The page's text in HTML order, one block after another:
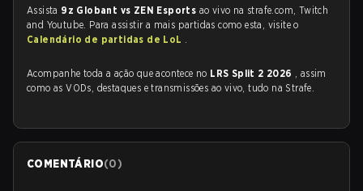
Assista 9z Globant vs ZEN Esports ao vivo na strafe.com, Twitch
and Youtube. Para assistir a mais partidas como esta, visite o
Calendário de partidas de LoL .
Acompanhe toda a ação que acontece no LRS Split 2 2026 , assim
como as VODs, destaques e transmissões ao vivo, tudo na Strafe.
COMENTÁRIO(0)